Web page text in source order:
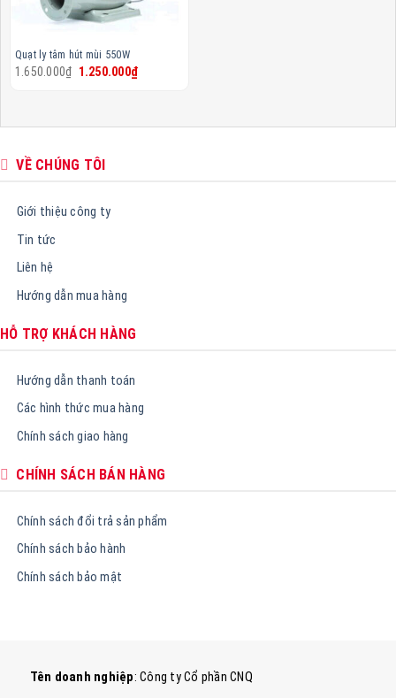
Quạt ly tâm hút mùi 550W
1.650.000₫ Giá
1.250.000₫Giá
1.250.000₫.
VỀ CHÚNG TÔI
Giới thiệu công ty
Tin tức
Liên hệ
Hướng dẫn mua hàng
HỖ TRỢ KHÁCH HÀNG
Hướng dẫn thanh toán
Các hình thức mua hàng
Chính sách giao hàng
CHÍNH SÁCH BÁN HÀNG
Chính sách đổi trả sản phẩm
Chính sách bảo hành
Chính sách bảo mật
Tên doanh nghiệp: Công ty Cổ phần CNQ